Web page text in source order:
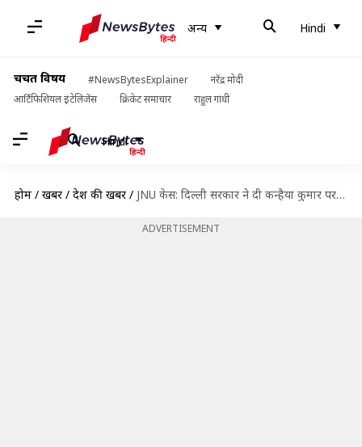
अन्य Hindi
चर्चित विषय #NewsBytesExplainer
नरेंद्र मोदी
आर्टिफिशियल इंटेलिजेंस
क्रिकेट समाचार राहुल गांधी
Hindi
होम / खबरें / देश की खबरें / JNU केस: दिल्ली सरकार ने दी कन्हैया कुमार पर देशद्रोह का मुकदमा चलाने की इजाजत
ADVERTISEMENT